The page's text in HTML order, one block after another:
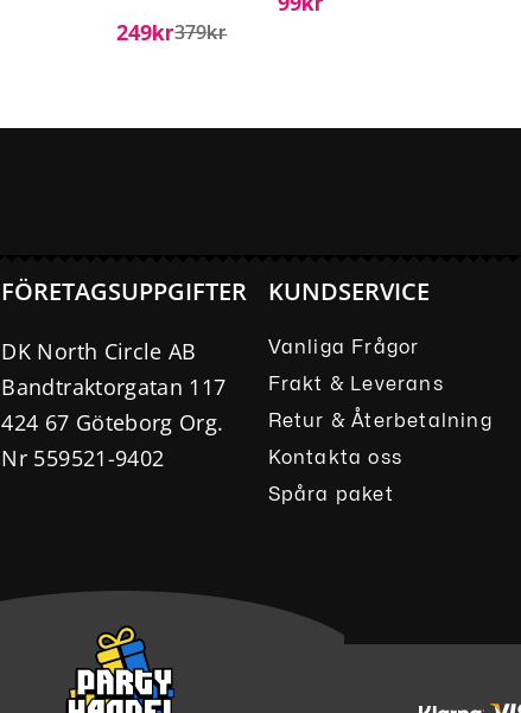
379Kr
249Kr
FÖRETAGSUPPGIFTER
DK North Circle AB
Bandtraktorgatan 117
424 67 Göteborg Org.
Nr 559521-9402
KUNDSERVICE
Vanliga Frågor
Frakt & Leverans
Retur & Återbetalning
Kontakta oss
Spåra paket